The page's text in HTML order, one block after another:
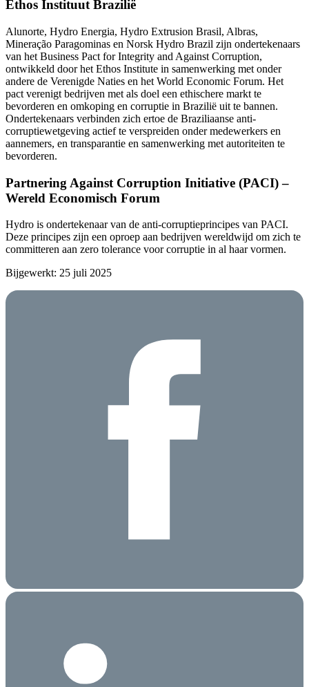
Ethos Instituut Brazilië
Alunorte, Hydro Energia, Hydro Extrusion Brasil, Albras,
Mineração Paragominas en Norsk Hydro Brazil zijn ondertekenaars
van het Business Pact for Integrity and Against Corruption,
ontwikkeld door het Ethos Institute in samenwerking met onder
andere de Verenigde Naties en het World Economic Forum. Het
pact verenigt bedrijven met als doel een ethischere markt te
bevorderen en omkoping en corruptie in Brazilië uit te bannen.
Ondertekenaars verbinden zich ertoe de Braziliaanse anti-
corruptiewetgeving actief te verspreiden onder medewerkers en
aannemers, en transparantie en samenwerking met autoriteiten te
bevorderen.
Partnering Against Corruption Initiative (PACI) –
Wereld Economisch Forum
Hydro is ondertekenaar van de anti-corruptieprincipes van PACI.
Deze principes zijn een oproep aan bedrijven wereldwijd om zich te
committeren aan zero tolerance voor corruptie in al haar vormen.
Bijgewerkt: 25 juli 2025